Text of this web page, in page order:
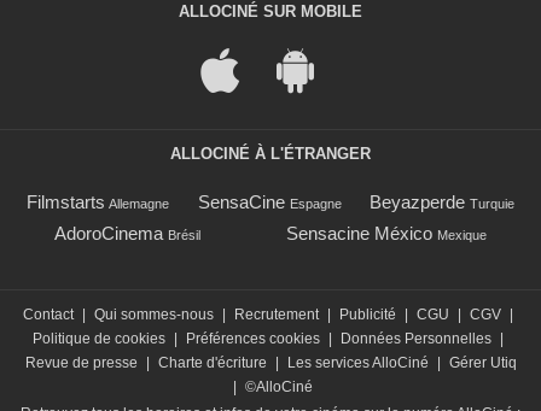
ALLOCINÉ SUR MOBILE
ALLOCINÉ À L'ÉTRANGER
Filmstarts Allemagne SensaCine Espagne Beyazperde Turquie
AdoroCinema Brésil Sensacine México Mexique
Contact Qui sommes-nous Recrutement Publicité CGU CGV
Politique de cookies
Préférences cookies Données Personnelles
Revue de presse
Charte d'écriture Les services AlloCiné
Gérer Utiq
©AlloCiné